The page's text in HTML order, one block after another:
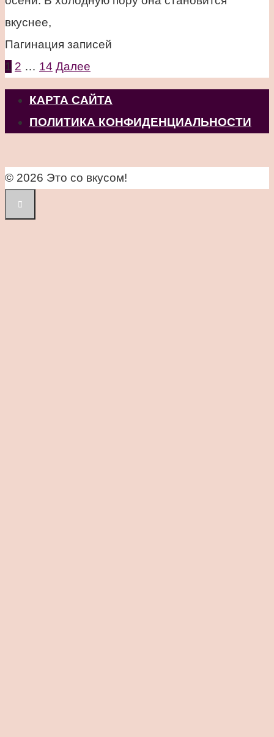
вкуснее,
Пагинация записей
1 2 … 14 Далее
КАРТА САЙТА
ПОЛИТИКА КОНФИДЕНЦИАЛЬНОСТИ
© 2026 Это со вкусом!